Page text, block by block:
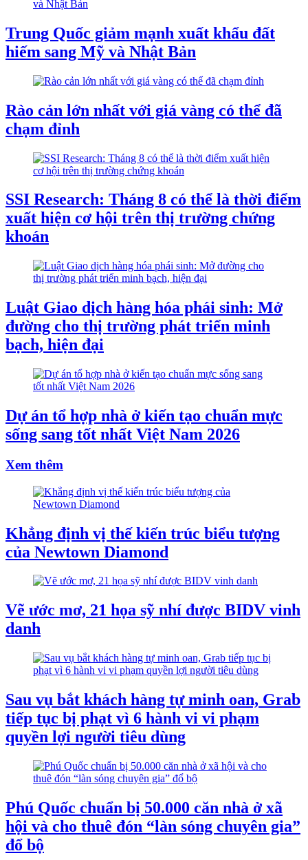
Trung Quốc giảm mạnh xuất khẩu đất
hiếm sang Mỹ và Nhật Bản
Rào cản lớn nhất với giá vàng có thể đã
chạm đỉnh
SSI Research: Tháng 8 có thể là thời điểm
xuất hiện cơ hội trên thị trường chứng
khoán
Luật Giao dịch hàng hóa phái sinh: Mở
đường cho thị trường phát triển minh
bạch, hiện đại
Dự án tổ hợp nhà ở kiến tạo chuẩn mực
sống sang tốt nhất Việt Nam 2026
Xem thêm
Khẳng định vị thế kiến trúc biểu tượng
của Newtown Diamond
Vẽ ước mơ, 21 họa sỹ nhí được BIDV vinh
danh
Sau vụ bắt khách hàng tự minh oan, Grab
tiếp tục bị phạt vì 6 hành vi vi phạm
quyền lợi người tiêu dùng
Phú Quốc chuẩn bị 50.000 căn nhà ở xã
hội và cho thuê đón “làn sóng chuyên gia”
đổ bộ